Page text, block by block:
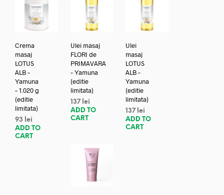
Crema
masaj
LOTUS
ALB –
Yamuna
– 1.020 g
(editie
limitata)
93
lei
ADD TO
CART
Ulei masaj
FLORI de
PRIMAVARA
– Yamuna
(editie
limitata)
137 lei
ADD TO
CART
Ulei
masaj
LOTUS
ALB –
Yamuna
(editie
limitata)
137 lei
ADD TO
CART